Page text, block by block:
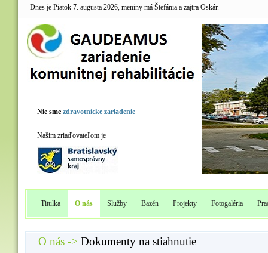
Dnes je Piatok 7. augusta 2026, meniny má Štefánia a zajtra Oskár.
Nie sme zdravotnícke zariadenie
Našim zriaďovateľom je
Titulka O nás Služby Bazén Projekty Fotogaléria
O nás -> Dokumenty na stiahnutie